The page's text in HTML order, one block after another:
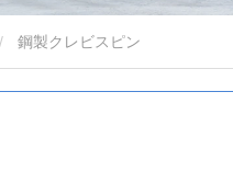
鋼製クレビスピン